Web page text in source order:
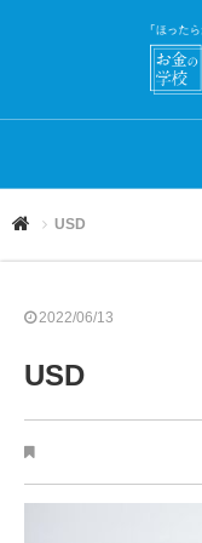
USD
2022/06/13
USD